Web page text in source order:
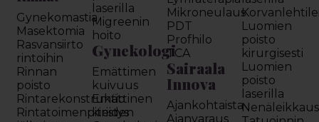
Gynekomastia
Masektomia
Rasvansiirto
rintoihin
Rinnan
poisto
Rintarekonstruktio
Rintatoimenpiteiden
laserilla
Migreenin
hoito
Gynekologi
Emättimen
kuivuus
Emättinen
kiristys
Mikroneulaus
PDT
Profhilo
TCA
Sairaala
Innova
Ajankohtaista
Ajanvaraus
Luomien
poisto
kirurgisesti
Luomien
poisto
laserilla
Nenäleikkaus